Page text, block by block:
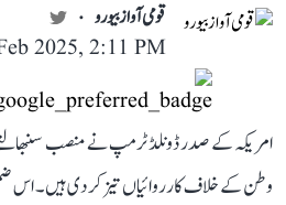
قومی آواز بیورو
2025, 2:11 PM
امریکہ کے صدر ڈونلڈ ٹرمپ نے منصب
وطن کے خلاف کارروائیاں تیز کر دی ہیں۔ اس